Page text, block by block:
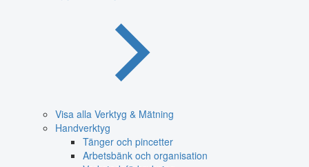
Visa alla Verktyg & Mätning
Handverktyg
Tänger och pincetter
Arbetsbänk och organisation